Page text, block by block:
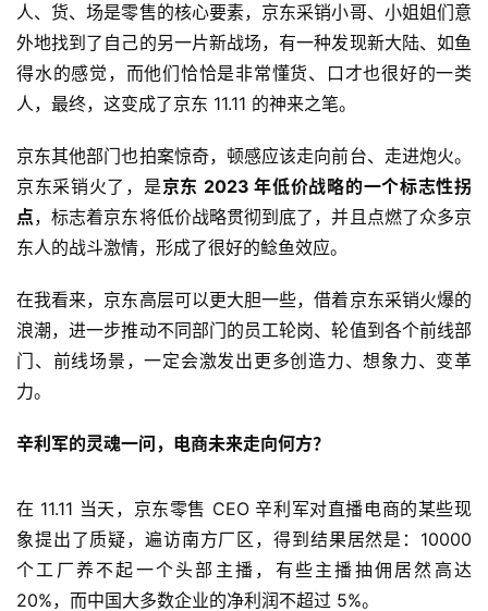
人、货、场是零售的核心要素，京东采销小哥、小姐姐们意
外地找到了自己的另一片新战场，有一种发现新大陆、如鱼
得水的感觉，而他们恰恰是非常懂货、口才也很好的一类
人，最终，这变成了京东 11.11 的神来之笔。
京东其他部门也拍案惊奇，顿感应该走向前台、走进炮火。
京东采销火了，是京东 2023 年低价战略的一个标志性拐
点，标志着京东将低价战略贯彻到底了，并且点燃了众多京
东人的战斗激情，形成了很好的鲶鱼效应。
在我看来，京东高层可以更大胆一些，借着京东采销火爆的
浪潮，进一步推动不同部门的员工轮岗、轮值到各个前线部
门、前线场景，一定会激发出更多创造力、想象力、变革
力。
辛利军的灵魂一问，电商未来走向何方？
在 11.11 当天，京东零售 CEO 辛利军对直播电商的某些现
象提出了质疑，遍访南方厂区，得到结果居然是：10000
个工厂养不起一个头部主播，有些主播抽佣居然高达
20%，而中国大多数企业的净利润不超过 5%。